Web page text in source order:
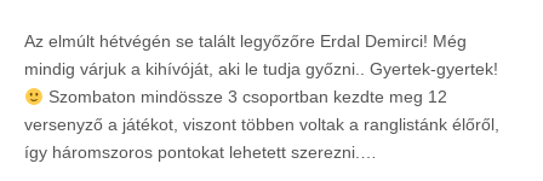
Az elmúlt hétvégén se talált legyőzőre Erdal Demirci! Még
mindig várjuk a kihívóját, aki le tudja győzni.. Gyertek-gyertek!
Szombaton mindössze 3 csoportban kezdte meg 12
versenyző a játékot, viszont többen voltak a ranglistánk élőről,
így háromszoros pontokat lehetett szerezni.…